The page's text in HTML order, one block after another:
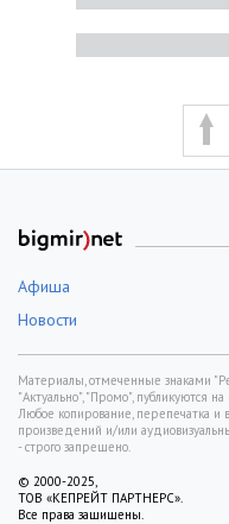
Афиша
Новости
Материалы, отмеченные знаками
"Актуально", "Промо", публикуются
Любое копирование, перепечатка и
произведений и/или
- строго запрещено.
© 2000-2025,
ТОВ «КЕПРЕЙТ ПАРТНЕРС».
Все права защищены.